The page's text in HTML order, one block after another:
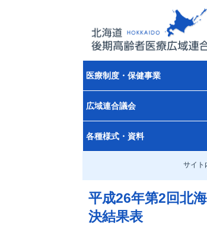
医療制度・保健事業
広域連合議会
各種様式・資料
サイト
平成26年第2回北
決結果表